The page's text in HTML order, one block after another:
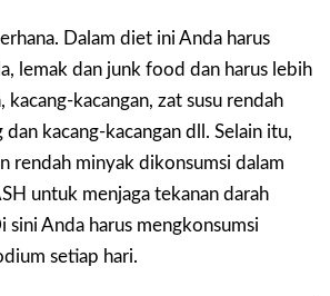
Dalam diet ini Anda harus
lemak dan junk food dan harus lebih
kacang-kacangan, zat susu rendah
dan kacang-kacangan dll. Selain itu,
rendah minyak dikonsumsi dalam
untuk menjaga tekanan darah
Anda harus mengkonsumsi
setiap hari.